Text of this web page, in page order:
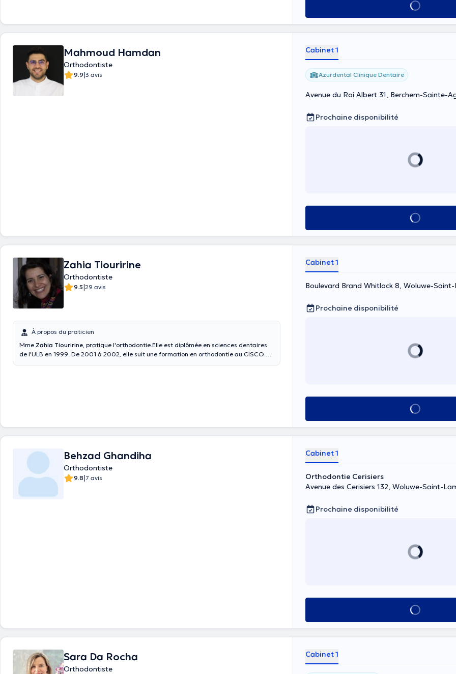
Voir tout
Mahmoud Hamdan
Orthodontiste
9.9|3 avis
Cabinet 1
Azurdental Clinique Dentaire
Avenue du Roi Albert 31, Berchem-Sainte-
Prochaine disponibilité
Voir tout
Zahia Tiouririne
Orthodontiste
9.5|29 avis
À propos du praticien
Mme Zahia Tiouririne, pratique l'orthodontie.Elle est diplômée en sciences dentaires
de l'ULB en 1999. De 2001 à 2002, elle suit une formation en orthodontie au CISCO.
Cabinet 1
Boulevard Brand Whitlock 8, Woluwe-Saint-
Prochaine disponibilité
Voir tout
Behzad Ghandiha
Orthodontiste
9.8|7 avis
Cabinet 1
Orthodontie Cerisiers
Avenue des Cerisiers 132, Woluwe-Saint-
Prochaine disponibilité
Voir tout
Sara Da Rocha
Orthodontiste
Cabinet 1